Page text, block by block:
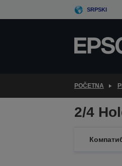
to
SRPSKI
POČETNA
2/4